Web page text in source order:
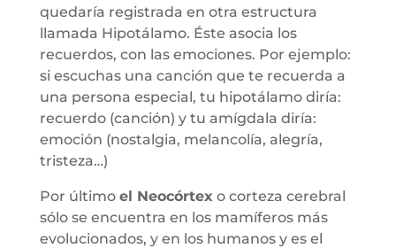
quedaría registrada en otra estructura
llamada Hipotálamo. Éste asocia los
recuerdos, con las emociones. Por ejemplo:
si escuchas una canción que te recuerda a
una persona especial, tu hipotálamo diría:
recuerdo (canción) y tu amígdala diría:
emoción (nostalgia, melancolía, alegría,
tristeza…)
Por último el Neocórtex o corteza cerebral
sólo se encuentra en los mamíferos más
evolucionados, y en los humanos y es el